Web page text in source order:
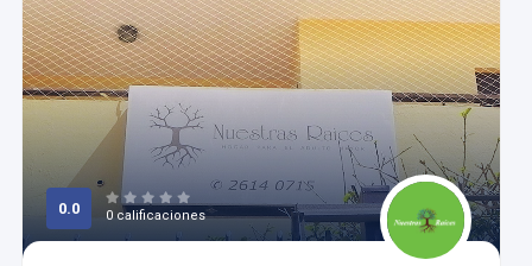
0.0 0 calificaciones